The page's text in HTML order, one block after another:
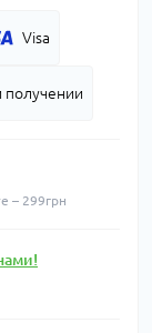
Visa
получении
– 299грн